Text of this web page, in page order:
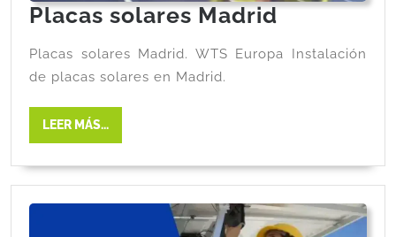
Placas solares Madrid
Placas solares Madrid. WTS Europa Instalación
de placas solares en Madrid.
LEER MÁS...